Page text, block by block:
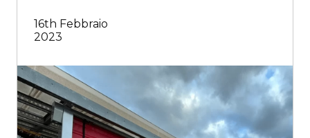
16th Febbraio
2023